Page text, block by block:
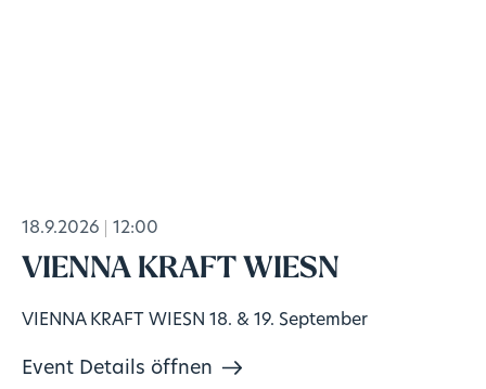
18.9.2026 12:00
VIENNA KRAFT WIESN
VIENNA KRAFT WIESN 18. & 19. September
Event Details öffnen